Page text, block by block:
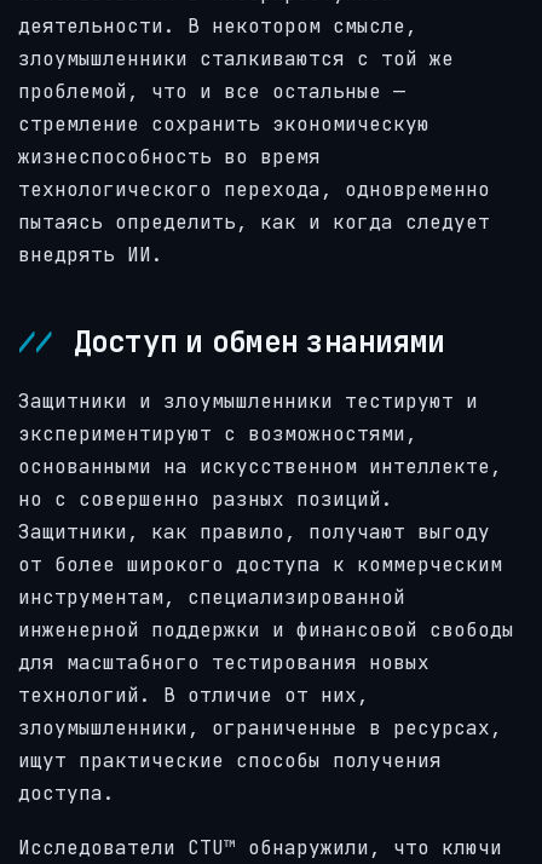
деятельности. В некотором смысле,
злоумышленники сталкиваются с той же
проблемой, что и все остальные —
стремление сохранить экономическую
жизнеспособность во время
технологического перехода, одновременно
пытаясь определить, как и когда следует
внедрять ИИ.
Доступ и обмен знаниями
Защитники и злоумышленники тестируют и
экспериментируют с возможностями,
основанными на искусственном интеллекте,
но с совершенно разных позиций.
Защитники, как правило, получают выгоду
от более широкого доступа к коммерческим
инструментам, специализированной
инженерной поддержки и финансовой свободы
для масштабного тестирования новых
технологий. В отличие от них,
злоумышленники, ограниченные в ресурсах,
ищут практические способы получения
доступа.
Исследователи CTU™ обнаружили, что ключи